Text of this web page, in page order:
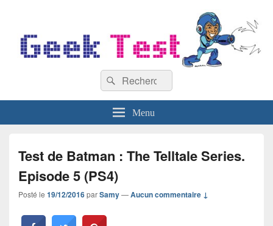
Recherche :
Rechercher
Menu
Test de Batman : The Telltale Series.
Episode 5 (PS4)
Posté le 19/12/2016parSamy—Aucun commentaire ↓